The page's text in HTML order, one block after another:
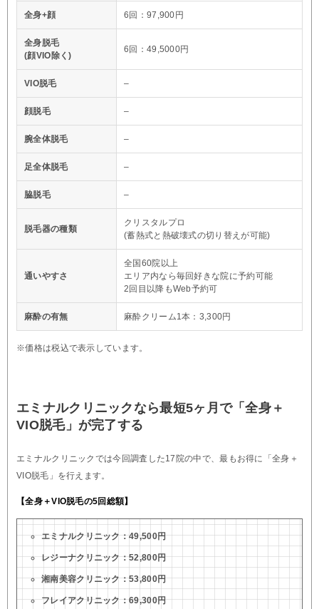
全身+顔 6回：97,900円
全身脱毛
(顔VIO除く)
6回：49,5000円
VIO脱毛 –
顔脱毛 –
腕全体脱毛 –
足全体脱毛 –
脇脱毛 –
脱毛器の種類
クリスタルプロ
(蓄熱式と熱破壊式の切り替えが可能)
通いやすさ
全国60院以上
エリア内なら毎回好きな院に予約可能
2回目以降もWeb予約可
麻酔の有無 麻酔クリーム1本：3,300円
※価格は税込で表示しています。
エミナルクリニックなら最短5ヶ月で「全身＋
VIO脱毛」が完了する
エミナルクリニックでは今回調査した17院の中で、最もお得に「全身＋
VIO脱毛」を行えます。
【全身＋VIO脱毛の5回総額】
エミナルクリニック：49,500円
レジーナクリニック：52,800円
湘南美容クリニック：53,800円
フレイアクリニック：69,300円